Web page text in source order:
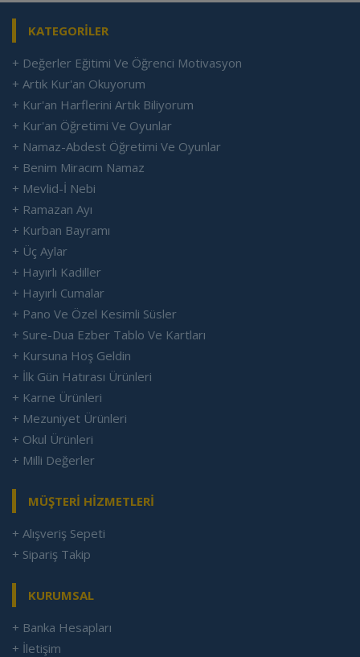
KATEGORİLER
+ Değerler Eğitimi Ve Öğrenci Motivasyon
+ Artık Kur'an Okuyorum
+ Kur'an Harflerini Artık Biliyorum
+ Kur'an Öğretimi Ve Oyunlar
+ Namaz-Abdest Öğretimi Ve Oyunlar
+ Benim Miracım Namaz
+ Mevlid-İ Nebi
+ Ramazan Ayı
+ Kurban Bayramı
+ Üç Aylar
+ Hayırlı Kadiller
+ Hayırlı Cumalar
+ Pano Ve Özel Kesimli Süsler
+ Sure-Dua Ezber Tablo Ve Kartları
+ Kursuna Hoş Geldin
+ İlk Gün Hatırası Ürünleri
+ Karne Ürünleri
+ Mezuniyet Ürünleri
+ Okul Ürünleri
+ Milli Değerler
MÜŞTERİ HİZMETLERİ
+ Alışveriş Sepeti
+ Sipariş Takip
KURUMSAL
+ Banka Hesapları
+ İletişim